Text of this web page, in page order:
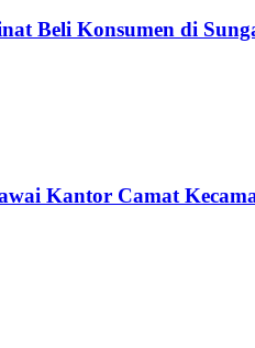
Beli Konsumen di
Kantor Camat